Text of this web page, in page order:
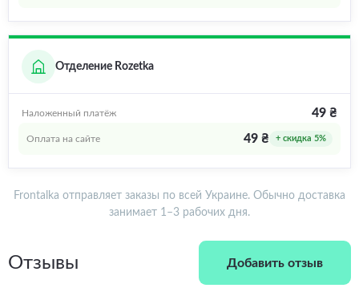
Отделение Rozetka
Наложенный платёж 49 ₴
Оплата на сайте 49 ₴ + скидка 5%
Frontalka отправляет заказы по всей Украине. Обычно доставка
занимает 1–3 рабочих дня.
Отзывы Добавить отзыв